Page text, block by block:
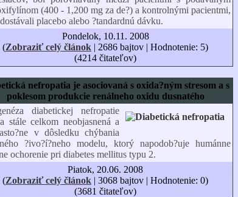
(400 - 1,200 mg za de?) a kontrolnými pacientmi,
placebo alebo ?tandardnú dávku.
Pondelok, 10.11. 2008
(Zobraziť celý článok | 2686 bajtov | Hodnotenie: 5)
(4214 čitateľov)
nefropatia je asociovaná s oxida?ným stresom a s
poklesom produkcie renálneho oxidu dusnatého
diabetickej nefropatie
stále celkom neobjasnená a
v dôsledku chýbania
?ivo?í?neho modelu, ktorý napodob?uje humánne
ochorenie pri diabetes mellitus typu 2.
Piatok, 20.06. 2008
(Zobraziť celý článok | 3068 bajtov | Hodnotenie: 0)
(3681 čitateľov)